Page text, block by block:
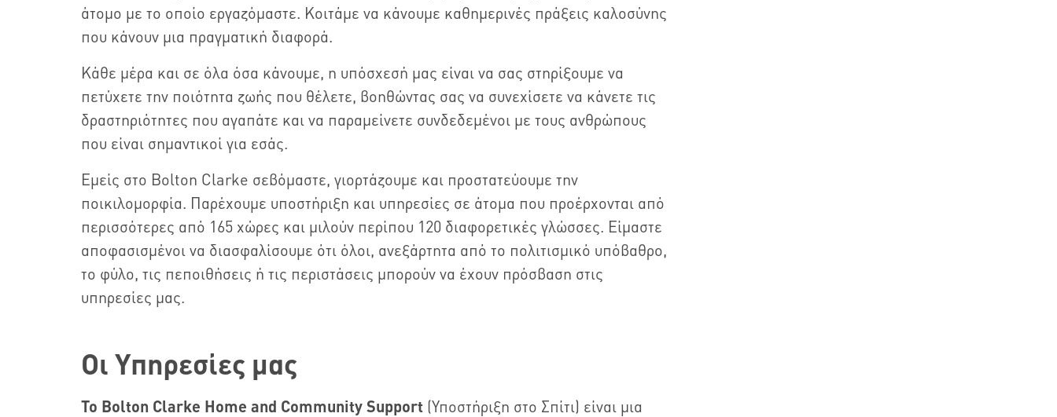
άτομο με το οποίο εργαζόμαστε. Κοιτάμε να κάνουμε καθημερινές πράξεις καλοσύνης
που κάνουν μια πραγματική διαφορά.
Κάθε μέρα και σε όλα όσα κάνουμε, η υπόσχεσή μας είναι να σας στηρίξουμε να
πετύχετε την ποιότητα ζωής που θέλετε, βοηθώντας σας να συνεχίσετε να κάνετε τις
δραστηριότητες που αγαπάτε και να παραμείνετε συνδεδεμένοι με τους ανθρώπους
που είναι σημαντικοί για εσάς.
Εμείς στο Bolton Clarke σεβόμαστε, γιορτάζουμε και προστατεύουμε την
ποικιλομορφία. Παρέχουμε υποστήριξη και υπηρεσίες σε άτομα που προέρχονται από
περισσότερες από 165 χώρες και μιλούν περίπου 120 διαφορετικές γλώσσες. Είμαστε
αποφασισμένοι να διασφαλίσουμε ότι όλοι, ανεξάρτητα από το πολιτισμικό υπόβαθρο,
το φύλο, τις πεποιθήσεις ή τις περιστάσεις μπορούν να έχουν πρόσβαση στις
υπηρεσίες μας.
Οι Υπηρεσίες μας
To Bolton Clarke Home and Community Support (Υποστήριξη στο Σπίτι) είναι μια